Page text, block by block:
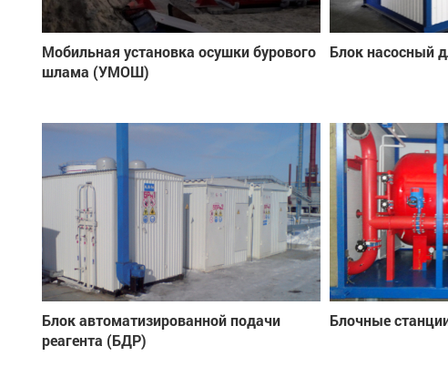
Мобильная установка осушки бурового
шлама (УМОШ)
Блок насосный
Блок автоматизированной подачи
реагента (БДР)
Блочные